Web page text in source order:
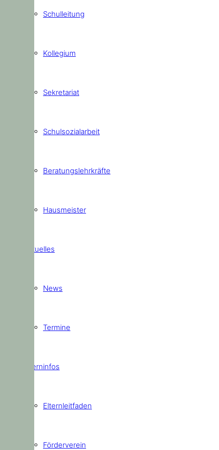
Schulleitung
Kollegium
Sekretariat
Schulsozialarbeit
Beratungslehrkräfte
Hausmeister
Aktuelles
News
Termine
Elterninfos
Elternleitfaden
Förderverein